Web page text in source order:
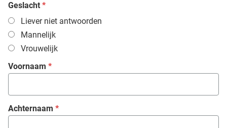
Geslacht *
Liever niet antwoorden
Mannelijk
Vrouwelijk
Voornaam *
Achternaam *